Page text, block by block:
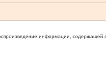
информации, содержащей